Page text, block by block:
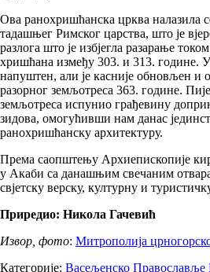
Ова ранохришћанска црква налазила
тадашњег Римског царства, што је
разлога што је избјегла разарање
хришћана између 303. и 313. године.
напуштен, али је касније обновљен и
разорног земљотреса 363. године.
земљотреса испунио грађевину
зидова, омогућивши нам данас
ранохришћанску архитектуру.
Према саопштењу Архиепископије
у Акаби са данашњим свечаним
свјетску верску, културну и
Приредио: Никола Гачевић
Извор, фото: Митрополија
Категорије: Васељенско Православље